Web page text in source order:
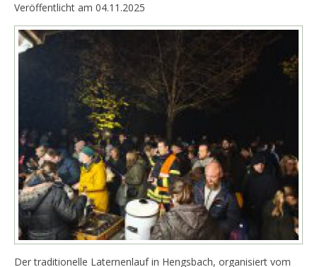
Veröffentlicht am 04.11.2025
Der traditionelle Laternenlauf in Hengsbach, organisiert vom